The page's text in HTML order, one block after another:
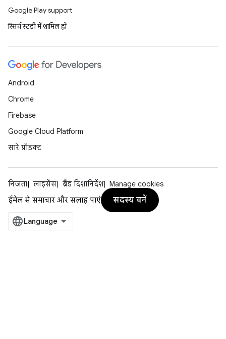
Google Play support
रिसर्च स्टडी में शामिल हों
Android
Chrome
Firebase
Google Cloud Platform
सारे प्रॉडक्ट
निजता लाइसेंस ब्रैंड दिशानिर्देश
Manage cookies
ईमेल से समाचार और सलाह पाएं
सदस्य बनें